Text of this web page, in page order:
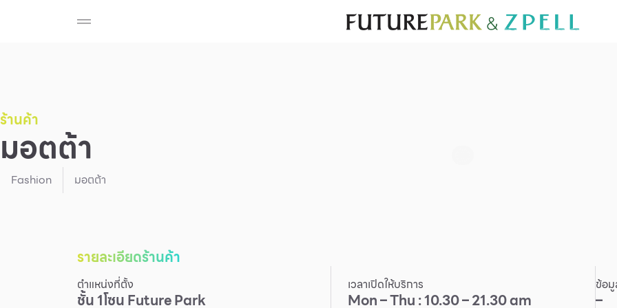
สำหรับนักท่องเที่ยว มีอะไรใหม่ แผนผังร้านค้า
Furniture
ร้านค้า
มอตต้า
Fashion มอตต้า
รายละเอียดร้านค้า
ตำแหน่งที่ตั้ง
ชั้น1โซนFuture Park
เวลาเปิดให้บริการ
Mon – Thu : 10.30 – 21.30 am
ข้อ
–